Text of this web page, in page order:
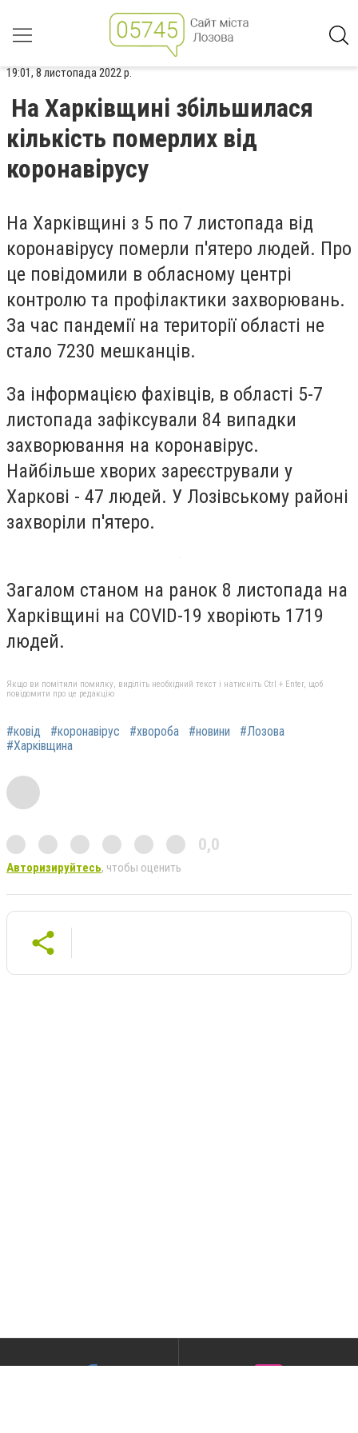
19:01, 8 листопада 2022 р.
На Харківщині збільшилася
кількість померлих від
коронавірусу
На Харківщині з 5 по 7 листопада від
коронавірусу померли п'ятеро людей. Про
це повідомили в обласному центрі
контролю та профілактики захворювань.
За час пандемії на території області не
стало 7230 мешканців.
За інформацією фахівців, в області 5-7
листопада зафіксували 84 випадки
захворювання на коронавірус.
Найбільше хворих зареєстрували у
Харкові - 47 людей. У Лозівському районі
захворіли п'ятеро.
Загалом станом на ранок 8 листопада на
Харківщині на COVID-19 хворіють 1719
людей.
Якщо ви помітили помилку, виділіть необхідний текст і натисніть Ctrl + Enter, щоб
повідомити про це редакцію
#ковід #коронавірус #хвороба #новини
#Лозова
#Харківщина
0,0
Авторизируйтесь, чтобы оценить